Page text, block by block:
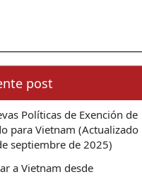
post
Políticas de Exención de
para Vietnam (Actualizado
septiembre de 2025)
a Vietnam desde